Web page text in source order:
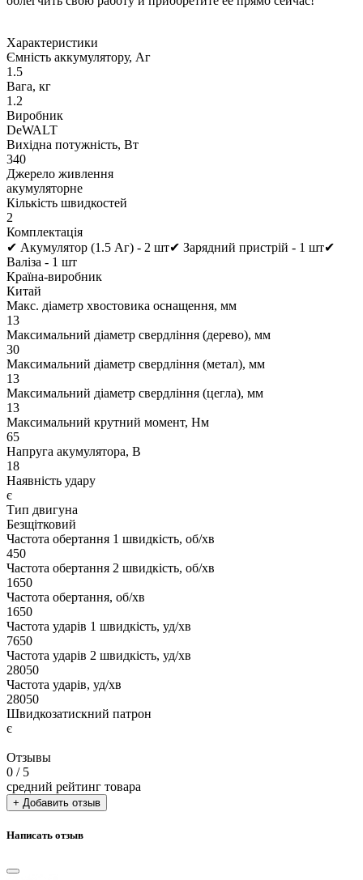
Характеристики
Ємність аккумулятору, Аг
1.5
Вага, кг
1.2
Виробник
DeWALT
Вихідна потужність, Вт
340
Джерело живлення
акумуляторне
Кількість швидкостей
2
Комплектація
✔ Акумулятор (1.5 Аг) - 2 шт✔ Зарядний пристрій - 1 шт✔
Валіза - 1 шт
Країна-виробник
Китай
Макс. діаметр хвостовика оснащення, мм
13
Максимальний діаметр свердління (дерево), мм
30
Максимальний діаметр свердління (метал), мм
13
Максимальний діаметр свердління (цегла), мм
13
Максимальний крутний момент, Нм
65
Напруга акумулятора, В
18
Наявність удару
є
Тип двигуна
Безщітковий
Частота обертання 1 швидкість, об/хв
450
Частота обертання 2 швидкість, об/хв
1650
Частота обертання, об/хв
1650
Частота ударів 1 швидкість, уд/хв
7650
Частота ударів 2 швидкість, уд/хв
28050
Частота ударів, уд/хв
28050
Швидкозатискний патрон
є
Отзывы
0 / 5
средний рейтинг товара
+ Добавить отзыв
Написать отзыв